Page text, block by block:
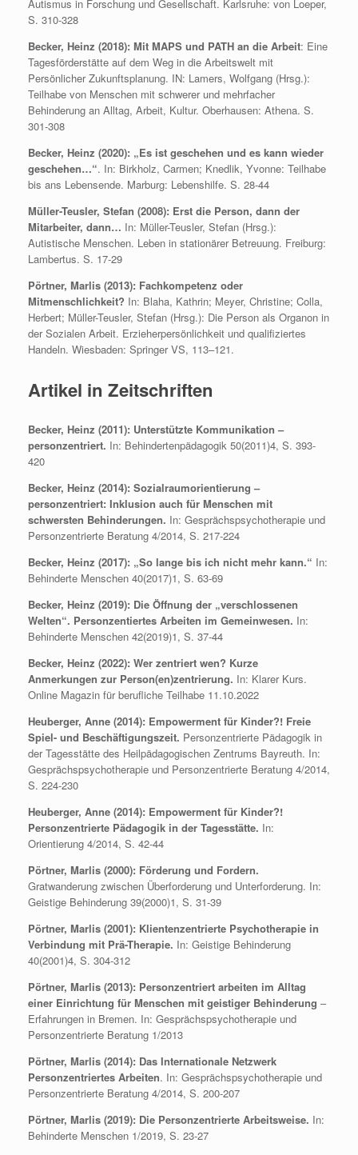
Autismus in Forschung und Gesellschaft. Karlsruhe: von Loeper,
S. 310-328
Becker, Heinz (2018): Mit MAPS und PATH an die Arbeit: Eine
Tagesförderstätte auf dem Weg in die Arbeitswelt mit
Persönlicher Zukunftsplanung. IN: Lamers, Wolfgang (Hrsg.):
Teilhabe von Menschen mit schwerer und mehrfacher
Behinderung an Alltag, Arbeit, Kultur. Oberhausen: Athena. S.
301-308
Becker, Heinz (2020): „Es ist geschehen und es kann wieder
geschehen…“. In: Birkholz, Carmen; Knedlik, Yvonne: Teilhabe
bis ans Lebensende. Marburg: Lebenshilfe. S. 28-44
Müller-Teusler, Stefan (2008): Erst die Person, dann der
Mitarbeiter, dann… In: Müller-Teusler, Stefan (Hrsg.):
Autistische Menschen. Leben in stationärer Betreuung. Freiburg:
Lambertus. S. 17-29
Pörtner, Marlis (2013): Fachkompetenz oder
Mitmenschlichkeit? In: Blaha, Kathrin; Meyer, Christine; Colla,
Herbert; Müller-Teusler, Stefan (Hrsg.): Die Person als Organon in
der Sozialen Arbeit. Erzieherpersönlichkeit und qualifiziertes
Handeln. Wiesbaden: Springer VS, 113–121.
Artikel in Zeitschriften
Becker, Heinz (2011): Unterstützte Kommunikation –
personzentriert. In: Behindertenpädagogik 50(2011)4, S. 393-
420
Becker, Heinz (2014): Sozialraumorientierung –
personzentriert: Inklusion auch für Menschen mit
schwersten Behinderungen. In: Gesprächspsychotherapie und
Personzentrierte Beratung 4/2014, S. 217-224
Becker, Heinz (2017): „So lange bis ich nicht mehr kann.“ In:
Behinderte Menschen 40(2017)1, S. 63-69
Becker, Heinz (2019): Die Öffnung der „verschlossenen
Welten“. Personzentiertes Arbeiten im Gemeinwesen. In:
Behinderte Menschen 42(2019)1, S. 37-44
Becker, Heinz (2022): Wer zentriert wen? Kurze
Anmerkungen zur Person(en)zentrierung. In: Klarer Kurs.
Online Magazin für berufliche Teilhabe 11.10.2022
Heuberger, Anne (2014): Empowerment für Kinder?! Freie
Spiel- und Beschäftigungszeit. Personzentrierte Pädagogik in
der Tagesstätte des Heilpädagogischen Zentrums Bayreuth. In:
Gesprächspsychotherapie und Personzentrierte Beratung 4/2014,
S. 224-230
Heuberger, Anne (2014): Empowerment für Kinder?!
Personzentrierte Pädagogik in der Tagesstätte. In:
Orientierung 4/2014, S. 42-44
Pörtner, Marlis (2000): Förderung und Fordern.
Gratwanderung zwischen Überforderung und Unterforderung. In:
Geistige Behinderung 39(2000)1, S. 31-39
Pörtner, Marlis (2001): Klientenzentrierte Psychotherapie in
Verbindung mit Prä-Therapie. In: Geistige Behinderung
40(2001)4, S. 304-312
Pörtner, Marlis (2013): Personzentriert arbeiten im Alltag
einer Einrichtung für Menschen mit geistiger Behinderung –
Erfahrungen in Bremen. In: Gesprächspsychotherapie und
Personzentrierte Beratung 1/2013
Pörtner, Marlis (2014): Das Internationale Netzwerk
Personzentriertes Arbeiten. In: Gesprächspsychotherapie und
Personzentrierte Beratung 4/2014, S. 200-207
Pörtner, Marlis (2019): Die Personzentrierte Arbeitsweise. In:
Behinderte Menschen 1/2019, S. 23-27